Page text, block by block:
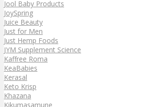
Jool Baby Products
JoySpring
Juice Beauty
Just for Men
Just Hemp Foods
JYM Supplement Science
Kaffree Roma
KeaBabies
Kerasal
Keto Krisp
Khazana
Kikumasamune